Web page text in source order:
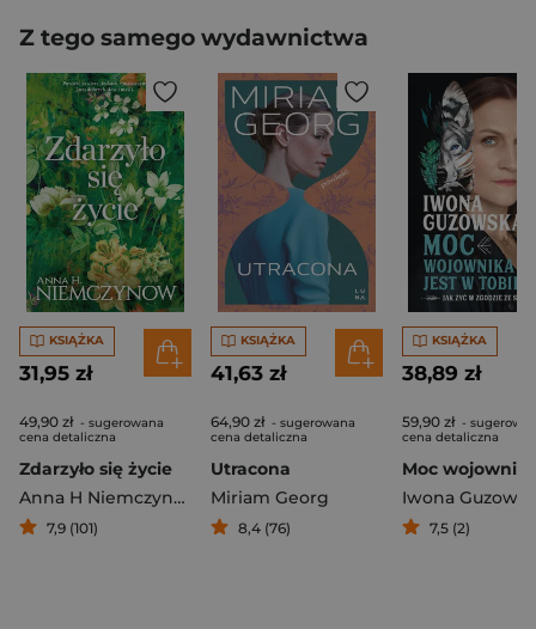
Z tego samego wydawnictwa
KSIĄŻKA
31,95 zł
49,90 zł - sugerowana
cena detaliczna
Zdarzyło się życie
Anna H Niemczynow
7,9 (101)
KSIĄŻKA
41,63 zł
64,90 zł - sugerowana
cena detaliczna
Utracona
Miriam Georg
8,4 (76)
KSIĄŻKA
38,89 zł
59,90 zł -
cena detaliczna
Iwona
7,5 (2)